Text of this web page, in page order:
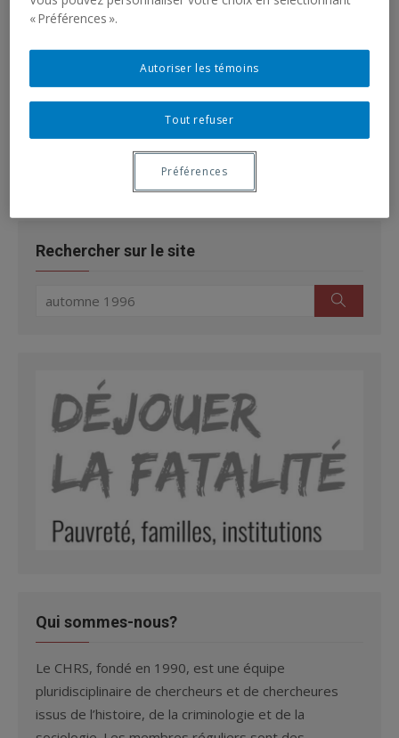
sur l’histoire du RCHTQ et de son
Regroupement des chercheurs-chercheures en histoire
des travailleurs et travailleuses du Québec (RCHTQ)* sont
maintenant disponibles sur le site internet...
Rechercher sur le site
Search
Qui sommes-nous?
Le CHRS, fondé en 1990, est une équipe
pluridisciplinaire de chercheurs et de chercheures
issus de l’histoire, de la criminologie et de la
« Préférences ».
Tout refuser
Autoriser les témoins
Préférences